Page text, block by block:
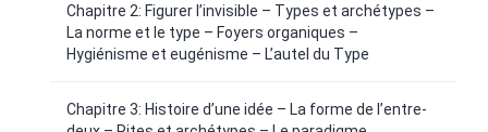
Chapitre 2: Figurer l’invisible – Types et archétypes –
La norme et le type – Foyers organiques –
Hygiénisme et eugénisme – L’autel du Type
Chapitre 3: Histoire d’une idée – La forme de l’entre-